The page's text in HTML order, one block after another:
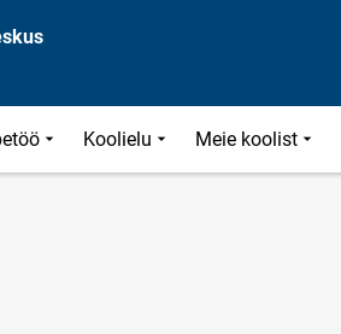
Koolielu Meie koolist